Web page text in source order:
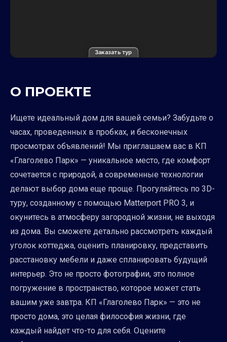
Заказать тур
О ПРОЕКТЕ
Ищете идеальный дом для вашей семьи? Забудьте о
часах, проведенных в пробках, и бесконечных
просмотрах объявлений! Мы приглашаем вас в КП
«Глаголево Парк» — уникальное место, где комфорт
сочетается с природой, а современные технологии
делают выбор дома еще проще. Прогуляйтесь по 3D-
туру, созданному с помощью Matterport PRO 3, и
окунитесь в атмосферу загородной жизни, не выходя
из дома. Вы сможете детально рассмотреть каждый
уголок коттеджа, оценить планировку, представить
расстановку мебели и даже спланировать будущий
интерьер. Это не просто фотографии, это полное
погружение в пространство, которое может стать
вашим уже завтра. КП «Глаголево Парк» — это не
просто дома, это целая философия жизни, где
каждый найдет что-то для себя. Оцените